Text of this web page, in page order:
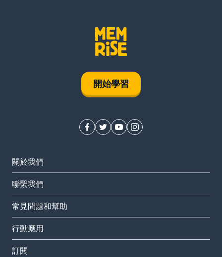
開始學習
關於我們
聯繫我們
常見問題和幫助
行動應用
訂閱